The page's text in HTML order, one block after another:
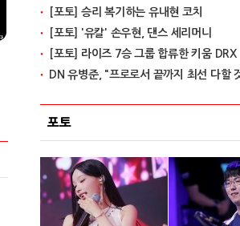
[포토] 승리 복기하는 유내현 코치
[포토] '유칼' 손우현, 댄스 세리머니
[포토] 라이즈 7승 그룹 합류한 키움 DRX
DN 유병준, "프로로서 끝까지 최선 다할
포토